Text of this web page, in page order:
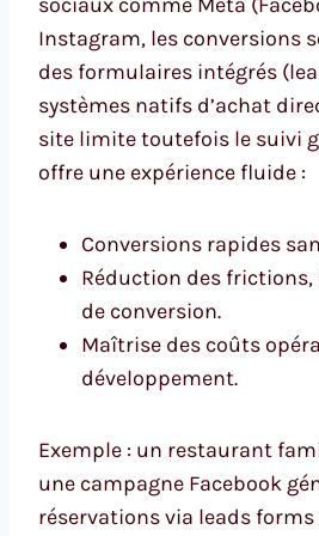
Instagram, les conversions
des formulaires intégrés
systèmes natifs d’achat
site limite toutefois le suivi
offre une expérience fluide :
Conversions rapides
Réduction des frictions,
de conversion.
Maîtrise des coûts
développement.
Exemple : un restaurant
une campagne Facebook
réservations via leads